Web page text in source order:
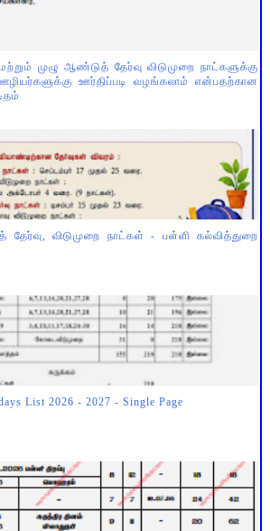
முழு ஆண்டுத் தேர்வு விடுமுறை நாட்களுக்கு
ஊழியர்களுக்கு ஊர்திப்படி வழங்கலாம் என்பதற்கான
தேர்வு, விடுமுறை நாட்கள் - பள்ளி கல்வித்துறை
List 2026 - 2027 - Single Page